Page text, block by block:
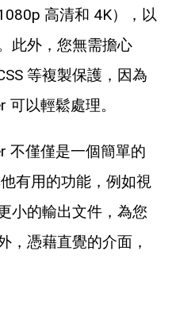
高清和 4K），以
此外，您無需擔心
等複製保護，因為
可以輕鬆處理。
不僅僅是一個簡單的
有用的功能，例如視
小的輸出文件，為您
，憑藉直覺的介面，